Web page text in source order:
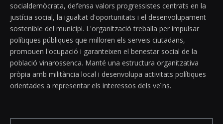
socialdemòcrata, defensa valors progressistes centrats en la
justícia social, la igualtat d'oportunitats i el desenvolupament
sostenible del municipi. L'organització treballa per impulsar
polítiques públiques que milloren els serveis ciutadans,
promouen l'ocupació i garanteixen el benestar social de la
població vinarossenca. Manté una estructura organitzativa
pròpia amb militància local i desenvolupa activitats polítiques
orientades a representar els interessos dels veïns.